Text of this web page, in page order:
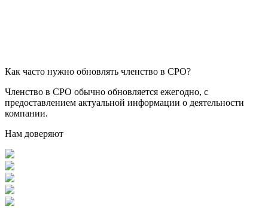
Как часто нужно обновлять членство в СРО?
Членство в СРО обычно обновляется ежегодно, с
предоставлением актуальной информации о деятельности
компании.
Нам доверяют